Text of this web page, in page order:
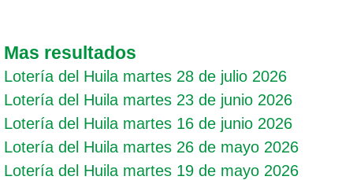
Mas resultados
Lotería del Huila martes 28 de julio 2026
Lotería del Huila martes 23 de junio 2026
Lotería del Huila martes 16 de junio 2026
Lotería del Huila martes 26 de mayo 2026
Lotería del Huila martes 19 de mayo 2026